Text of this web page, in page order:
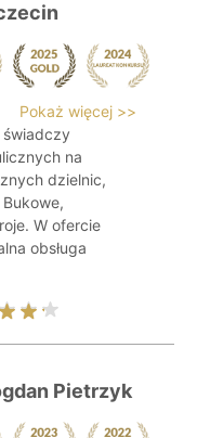
Pokaż więcej >>
na
dzielnic,
W ofercie
obsługa
Pietrzyk